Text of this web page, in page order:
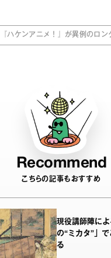
『ハケンアニメ！』が異例のロ
Recommend
こちらの記事もおすすめ
現役講師陣に
の“ミカタ”」
る